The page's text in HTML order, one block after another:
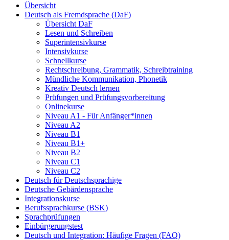
Übersicht
Deutsch als Fremdsprache (DaF)
Übersicht DaF
Lesen und Schreiben
Superintensivkurse
Intensivkurse
Schnellkurse
Rechtschreibung, Grammatik, Schreibtraining
Mündliche Kommunikation, Phonetik
Kreativ Deutsch lernen
Prüfungen und Prüfungsvorbereitung
Onlinekurse
Niveau A1 - Für Anfänger*innen
Niveau A2
Niveau B1
Niveau B1+
Niveau B2
Niveau C1
Niveau C2
Deutsch für Deutschsprachige
Deutsche Gebärdensprache
Integrationskurse
Berufssprachkurse (BSK)
Sprachprüfungen
Einbürgerungstest
Deutsch und Integration: Häufige Fragen (FAQ)